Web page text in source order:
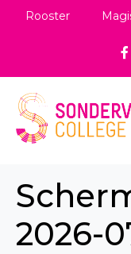
Rooster
2026-